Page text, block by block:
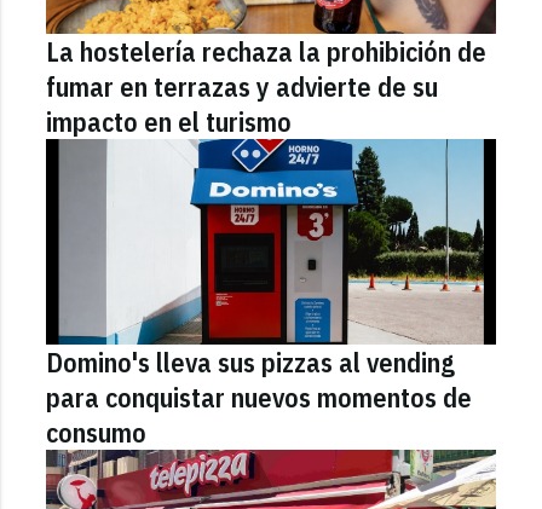
La hostelería rechaza la prohibición de
fumar en terrazas y advierte de su
impacto en el turismo
Domino's lleva sus pizzas al vending
para conquistar nuevos momentos de
consumo